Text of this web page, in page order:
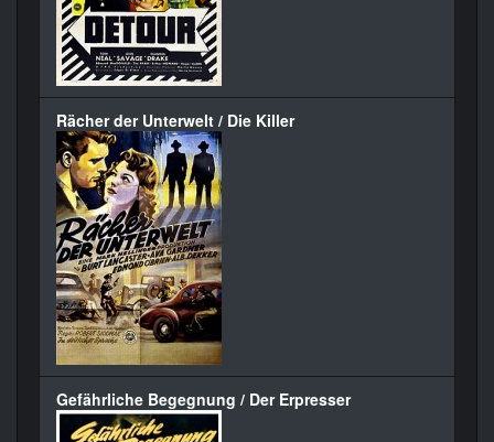
Rächer der Unterwelt / Die Killer
Gefährliche Begegnung / Der Erpresser